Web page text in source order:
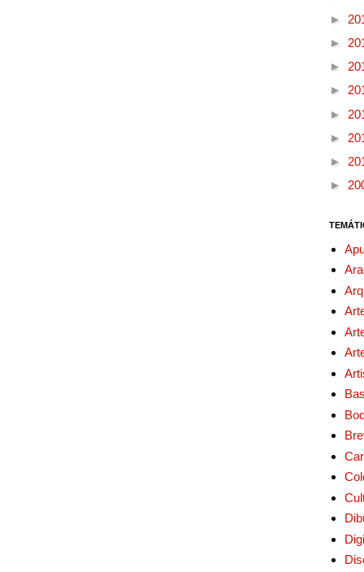
►
►
►
►
►
►
►
►